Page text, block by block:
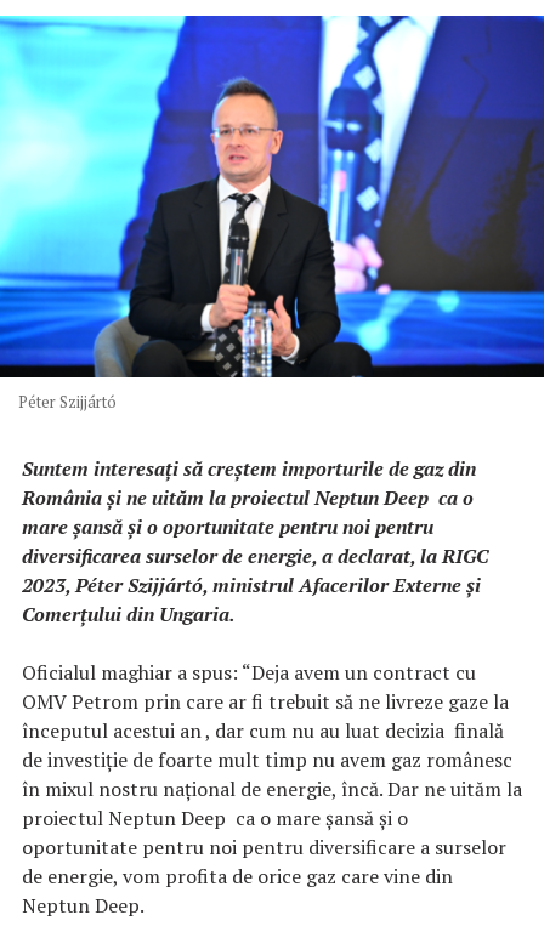
Péter Szijjártó
Suntem interesați să creștem importurile de gaz din
România și ne uităm la proiectul Neptun Deep ca o
mare șansă și o oportunitate pentru noi pentru
diversificarea surselor de energie, a declarat, la RIGC
2023, Péter Szijjártó, ministrul Afacerilor Externe și
Comerțului din Ungaria.
Oficialul maghiar a spus: “Deja avem un contract cu
OMV Petrom prin care ar fi trebuit să ne livreze gaze la
începutul acestui an , dar cum nu au luat decizia finală
de investiție de foarte mult timp nu avem gaz românesc
în mixul nostru național de energie, încă. Dar ne uităm la
proiectul Neptun Deep ca o mare șansă și o
oportunitate pentru noi pentru diversificare a surselor
de energie, vom profita de orice gaz care vine din
Neptun Deep.